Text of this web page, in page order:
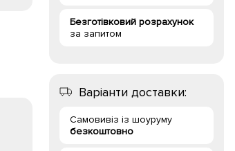
Безготівковий розрахунок
за запитом
Варіанти доставки:
Самовивіз із шоуруму
безкоштовно